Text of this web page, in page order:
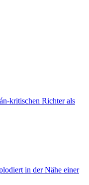
kritischen Richter als
in der Nähe einer